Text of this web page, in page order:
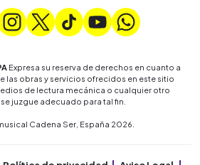
Expresa su reserva de derechos en cuanto a
las obras y servicios ofrecidos en este sitio
de lectura mecánica o cualquier otro
juzgue adecuado para tal fin.
Cadena Ser, España 2026.